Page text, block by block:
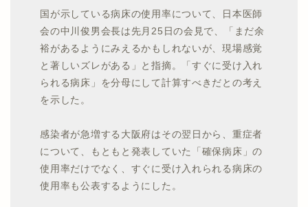
国が示している病床の使用率について、日本医師
会の中川俊男会長は先月25日の会見で、「まだ余
裕があるようにみえるかもしれないが、現場感覚
と著しいズレがある」と指摘。「すぐに受け入れ
られる病床」を分母にして計算すべきだとの考え
を示した。
感染者が急増する大阪府はその翌日から、重症者
について、もともと発表していた「確保病床」の
使用率だけでなく、すぐに受け入れられる病床の
使用率も公表するようにした。